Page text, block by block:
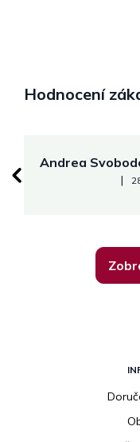
Hodnocení
Andrea
Hodnocení |